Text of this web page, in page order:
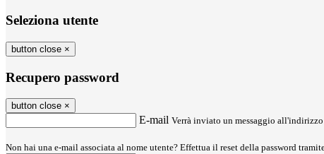
Seleziona utente
button close ×
Recupero password
button close ×
E-mail Verrà inviato un messaggio
Non hai una e-mail associata al nome utente? Effettua il reset della password